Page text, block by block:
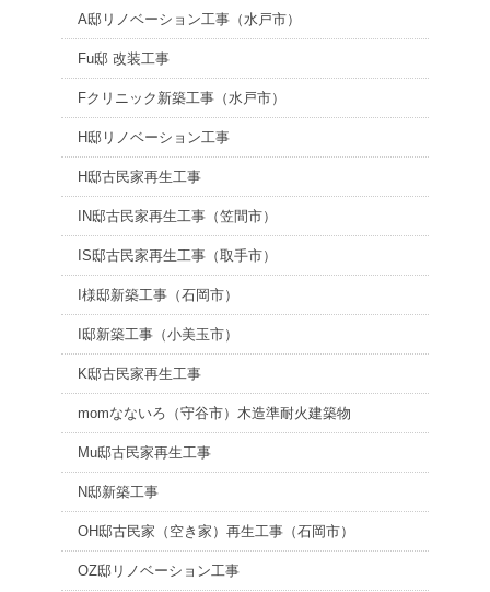
A邸リノベーション工事（水戸市）
Fu邸 改装工事
Fクリニック新築工事（水戸市）
H邸リノベーション工事
H邸古民家再生工事
IN邸古民家再生工事（笠間市）
IS邸古民家再生工事（取手市）
I様邸新築工事（石岡市）
I邸新築工事（小美玉市）
K邸古民家再生工事
momなないろ（守谷市）木造準耐火建築物
Mu邸古民家再生工事
N邸新築工事
OH邸古民家（空き家）再生工事（石岡市）
OZ邸リノベーション工事